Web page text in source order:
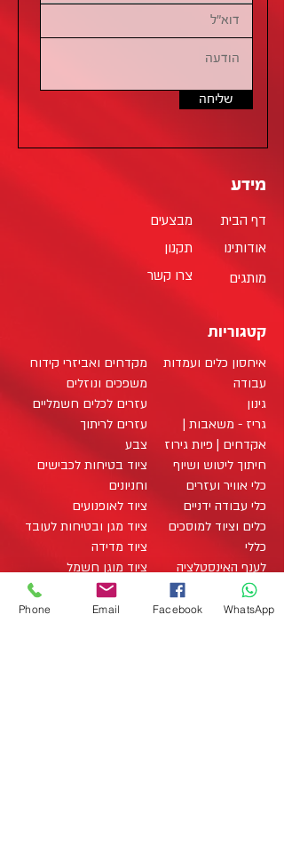
שליחה
מידע
מבצעים
תקנון
צרו קשר
דף הבית
אודותינו
מותגים
קטגוריות
מקדחים ואביזרי קידוח
משפכים ונוזלים
עזרים לכלים חשמליים
עזרים לריתוך
צבע
ציוד בטיחות לכבישים
וחניונים
ציוד לאופנועים
ציוד מגן ובטיחות לעובד
ציוד מדידה
ציוד מוגן חשמל
ציוד מיגון לעבודה על
רכבים היברידיים
איחסון כלים ועמדות
עבודה
גינון
גריז - משאבות |
אקדחים | פיות גירוז
חיתוך ליטוש ושיוף
כלי אוויר ועזרים
כלי עבודה ידניים
כלים וציוד למוסכים
כללי
לענף האינסטלציה
לענף הבניה
לענף החשמל
Phone Email Facebook WhatsApp